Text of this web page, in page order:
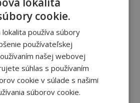
poviedky o láske
Kolektív autorov
Na sklade
Provokujúca aj nesmelá. S
iskrou v oku i s vyhasnutým
pohľadom. Bezstarostná v
cookie.
používa súbory
používateľskej
našej webovej
súhlas s používaním
cookie v súlade s našimi
súborov cookie.